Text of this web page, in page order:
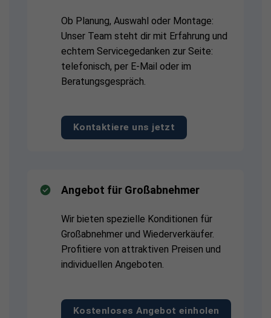
Ob Planung, Auswahl oder Montage:
Unser Team steht dir mit Erfahrung und
echtem Servicegedanken zur Seite:
telefonisch, per E-Mail oder im
Beratungsgespräch.
Kontaktiere uns jetzt
Angebot für Großabnehmer
Wir bieten spezielle Konditionen für
Großabnehmer und Wiederverkäufer.
Profitiere von attraktiven Preisen und
individuellen Angeboten.
Kostenloses Angebot einholen